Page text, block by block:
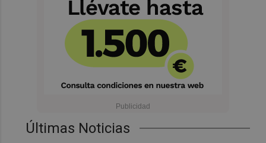
Últimas Noticias